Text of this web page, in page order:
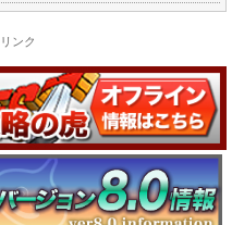
ンク